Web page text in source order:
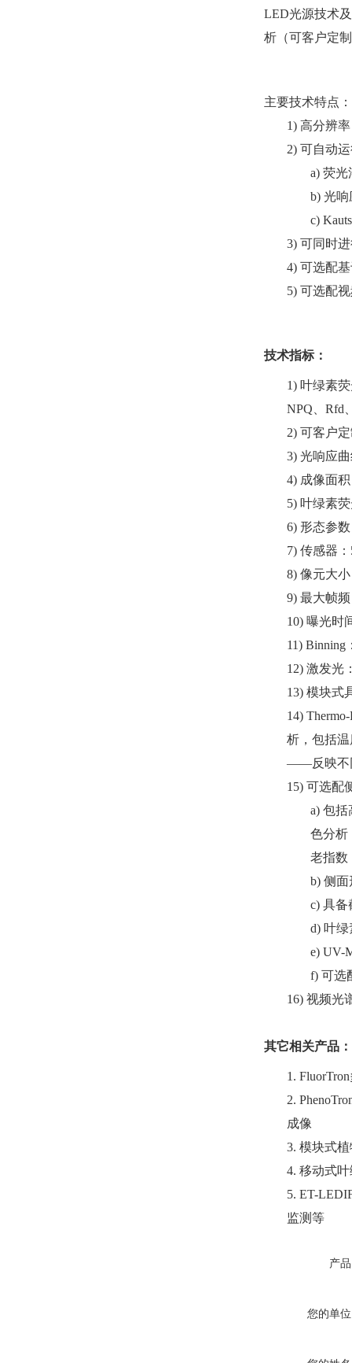
LED光源技术
析（可客户定
主要技术特点：
1) 高分辨
2) 可自动
a) 荧光
b) 光响
c)
3) 可同时
4) 可选配
5) 可选配
技术指标：
1) 叶绿素
NPQ、Rfd
2) 可客户
3) 光响应
4) 成像面
5) 叶绿素
6) 形态参
7) 传感器：
8) 像元大
9) 最大帧
10) 曝光时
11) Binning
12) 激发光
13) 模块式
14)
析，包括
——反映不
15) 可选配
a) 包括
色分析
老指数
b) 侧面
c) 具备
d) 叶
e) UV-
f) 可选
16) 视频光
其它相关产品：
1.
2.
成像
3. 模块式
4. 移动式
5. ET-
监测等
产
您的单